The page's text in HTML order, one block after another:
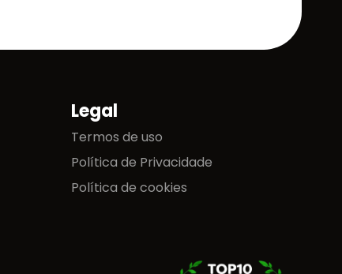
Legal
Termos de uso
Política de Privacidade
Política de cookies